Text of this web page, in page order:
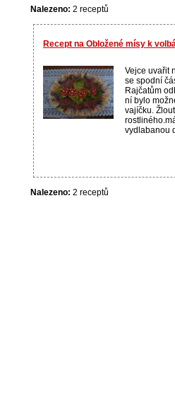
Nalezeno: 2 receptů
Recept na Obložené mísy k
Vejce uvařit
se spodní
Rajčatům
ní bylo
vajíčku.
vydlabanou
Nalezeno: 2 receptů